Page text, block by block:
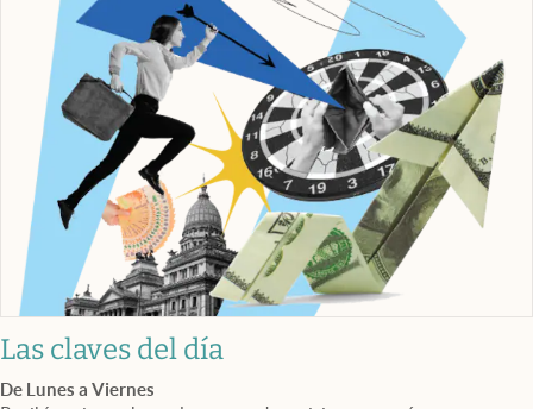
Las claves del día
De Lunes a Viernes